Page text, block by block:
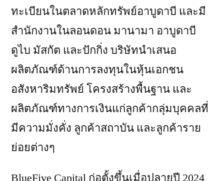
ทะเบียนในตลาดหลักทรัพย์อาบูดาบี และมี
สำนักงานในลอนดอน มานามา อาบูดาบี
ดูไบ มัสกัต และปักกิ่ง บริษัทนำเสนอ
ผลิตภัณฑ์ด้านการลงทุนในหุ้นเอกชน
อสังหาริมทรัพย์ โครงสร้างพื้นฐาน และ
ผลิตภัณฑ์ทางการเงินแก่ลูกค้ากลุ่มบุคคลที่
มีความมั่งคั่ง ลูกค้าสถาบัน และลูกค้าราย
ย่อยต่างๆ
BlueFive Capital ก่อตั้งขึ้นเมื่อปลายปี 2024